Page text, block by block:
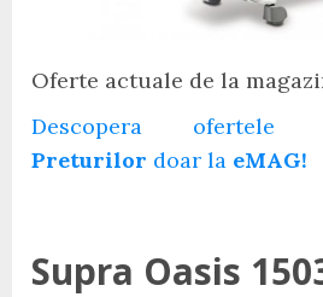
Oferte actuale de la
Descopera
Preturilor doar la eMAG!
Supra Oasis